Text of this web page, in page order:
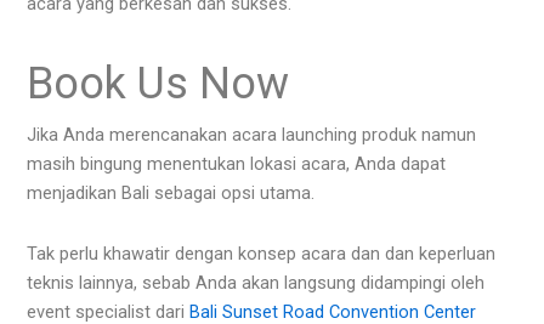
Book Us Now
Jika Anda merencanakan acara launching produk namun
masih bingung menentukan lokasi acara, Anda dapat
menjadikan Bali sebagai opsi utama.
Tak perlu khawatir dengan konsep acara dan dan keperluan
teknis lainnya, sebab Anda akan langsung didampingi oleh
event specialist dariBali Sunset Road Convention Center